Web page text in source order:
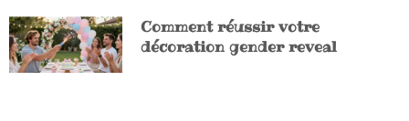
Comment réussir votre
décoration gender reveal